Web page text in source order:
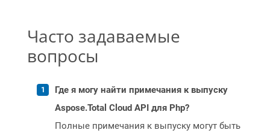
Часто задаваемые
вопросы
Где я могу найти примечания к выпуску
Aspose.Total Cloud API для Php?
Полные примечания к выпуску могут быть